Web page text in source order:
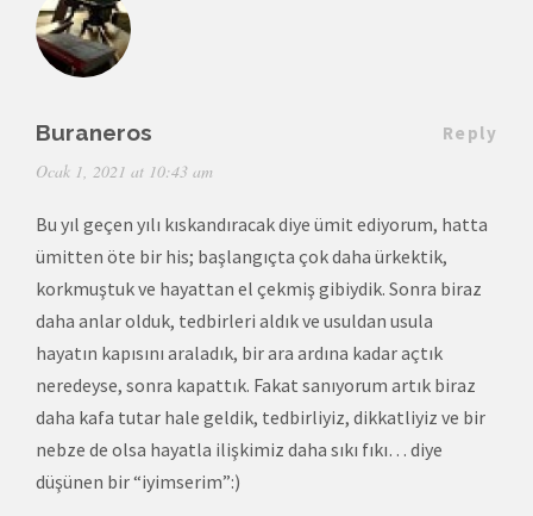
Buraneros
Ocak 1, 2021 at 10:43 am
Reply
Bu yıl geçen yılı kıskandıracak diye ümit ediyorum, hatta
ümitten öte bir his; başlangıçta çok daha ürkektik,
korkmuştuk ve hayattan el çekmiş gibiydik. Sonra biraz
daha anlar olduk, tedbirleri aldık ve usuldan usula
hayatın kapısını araladık, bir ara ardına kadar açtık
neredeyse, sonra kapattık. Fakat sanıyorum artık biraz
daha kafa tutar hale geldik, tedbirliyiz, dikkatliyiz ve bir
nebze de olsa hayatla ilişkimiz daha sıkı fıkı… diye
düşünen bir “iyimserim”:)